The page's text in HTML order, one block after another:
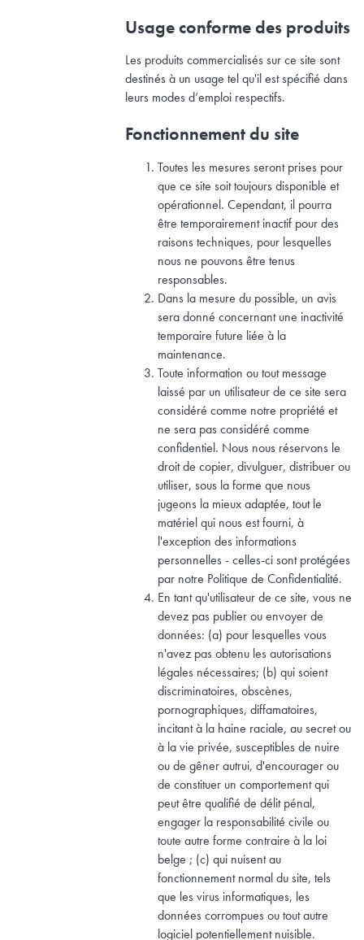
Usage conforme des produits
Les produits commercialisés sur ce site sont
destinés à un usage tel qu'il est spécifié dans
leurs modes d’emploi respectifs.
Fonctionnement du site
Toutes les mesures seront prises pour
que ce site soit toujours disponible et
opérationnel. Cependant, il pourra
être temporairement inactif pour des
raisons techniques, pour lesquelles
nous ne pouvons être tenus
responsables.
Dans la mesure du possible, un avis
sera donné concernant une inactivité
temporaire future liée à la
maintenance.
Toute information ou tout message
laissé par un utilisateur de ce site sera
considéré comme notre propriété et
ne sera pas considéré comme
confidentiel. Nous nous réservons le
droit de copier, divulguer, distribuer ou
utiliser, sous la forme que nous
jugeons la mieux adaptée, tout le
matériel qui nous est fourni, à
l'exception des informations
personnelles - celles-ci sont protégées
par notre Politique de Confidentialité.
En tant qu'utilisateur de ce site, vous ne
devez pas publier ou envoyer de
données: (a) pour lesquelles vous
n'avez pas obtenu les autorisations
légales nécessaires; (b) qui soient
discriminatoires, obscènes,
pornographiques, diffamatoires,
incitant à la haine raciale, au secret ou
à la vie privée, susceptibles de nuire
ou de gêner autrui, d'encourager ou
de constituer un comportement qui
peut être qualifié de délit pénal,
engager la responsabilité civile ou
toute autre forme contraire à la loi
belge ; (c) qui nuisent au
fonctionnement normal du site, tels
que les virus informatiques, les
données corrompues ou tout autre
logiciel potentiellement nuisible.